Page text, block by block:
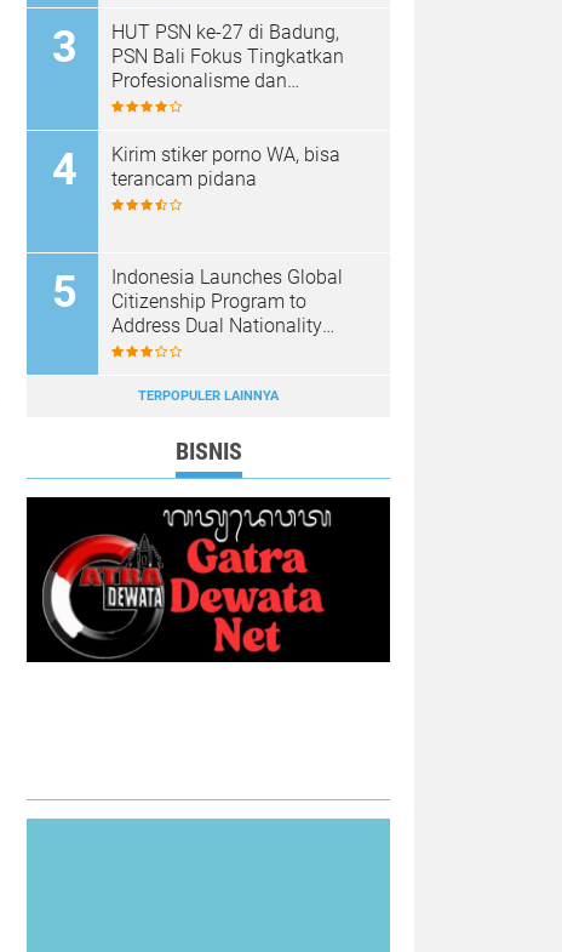
HUT PSN ke-27 di Badung,
PSN Bali Fokus Tingkatkan
Profesionalisme dan
Kesejahteraan Pinandita
Kirim stiker porno WA, bisa
terancam pidana
Indonesia Launches Global
Citizenship Program to
Address Dual Nationality
Issues
TERPOPULER LAINNYA
BISNIS